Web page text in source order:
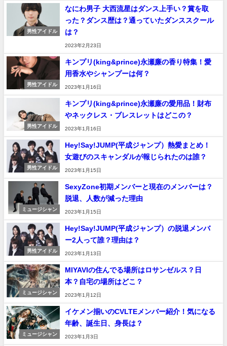
男性アイドル
なにわ男子 大西流星はダンス上手い？賞を取
った？ダンス歴は？通っていたダンススクール
は？
2023年2月23日
男性アイドル
キンプリ(king&prince)永瀬廉の香り特集！愛
用香水やシャンプーは何？
2023年1月16日
男性アイドル
キンプリ(king&prince)永瀬廉の愛用品！財布
やネックレス・ブレスレットはどこの？
2023年1月16日
男性アイドル
Hey!Say!JUMP(平成ジャンプ）熱愛まとめ！
女遊びのスキャンダルが報じられたのは誰？
2023年1月15日
ミュージシャン
SexyZone初期メンバーと現在のメンバーは？
脱退、人数が減った理由
2023年1月15日
男性アイドル
Hey!Say!JUMP(平成ジャンプ）の脱退メンバ
ー2人って誰？理由は？
2023年1月13日
ミュージシャン
MIYAVIの住んでる場所はロサンゼルス？日
本？自宅の場所はどこ？
2023年1月12日
ミュージシャン
イケメン揃いのCVLTEメンバー紹介！気になる
年齢、誕生日、身長は？
2023年1月3日